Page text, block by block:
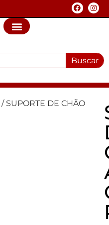
Buscar
/ SUPORTE DE CHÃO